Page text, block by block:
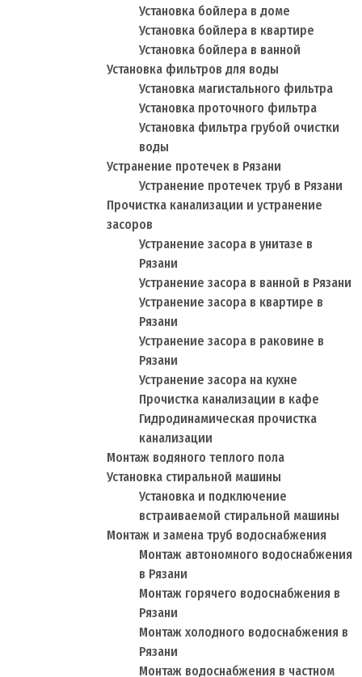
Установка бойлера в доме
Установка бойлера в квартире
Установка бойлера в ванной
Установка фильтров для воды
Установка магистального фильтра
Установка проточного фильтра
Установка фильтра грубой очистки
воды
Устранение протечек в Рязани
Устранение протечек труб в Рязани
Прочистка канализации и устранение
засоров
Устранение засора в унитазе в
Рязани
Устранение засора в ванной в Рязани
Устранение засора в квартире в
Рязани
Устранение засора в раковине в
Рязани
Устранение засора на кухне
Прочистка канализации в кафе
Гидродинамическая прочистка
канализации
Монтаж водяного теплого пола
Установка стиральной машины
Установка и подключение
встраиваемой стиральной машины
Монтаж и замена труб водоснабжения
Монтаж автономного водоснабжения
в Рязани
Монтаж горячего водоснабжения в
Рязани
Монтаж холодного водоснабжения в
Рязани
Монтаж водоснабжения в частном